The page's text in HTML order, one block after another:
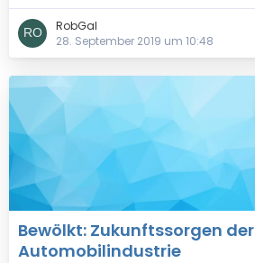
RobGal
28. September 2019 um 10:48
Bewölkt: Zukunftssorgen der
Automobilindustrie